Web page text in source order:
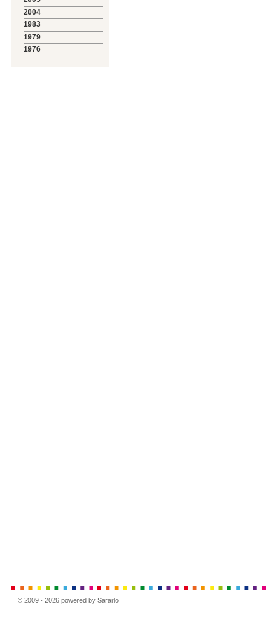
2004
1983
1979
1976
© 2009 - 2026 powered by Sararlo